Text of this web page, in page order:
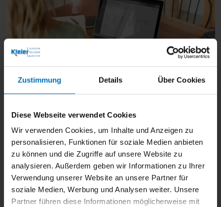
Zustimmung Details Über Cookies
Diese Webseite verwendet Cookies
Wir verwenden Cookies, um Inhalte und Anzeigen zu
personalisieren, Funktionen für soziale Medien anbieten
zu können und die Zugriffe auf unsere Website zu
analysieren. Außerdem geben wir Informationen zu Ihrer
Verwendung unserer Website an unsere Partner für
soziale Medien, Werbung und Analysen weiter. Unsere
Partner führen diese Informationen möglicherweise mit
Markisen-Konfigurator: Gestalten Sie
Ihre perfekte Markise!
Passen Sie Ihre Markise mit dem Konfigurator
ganz nach Ihren Wünschen an. Wählen Sie
aus der aktuellen Kollektion von Dessins,
Stoffen und Farben sowie optionalen Extras
wie Heizstrahlern, Beleuchtung und Volant-
Rollos.